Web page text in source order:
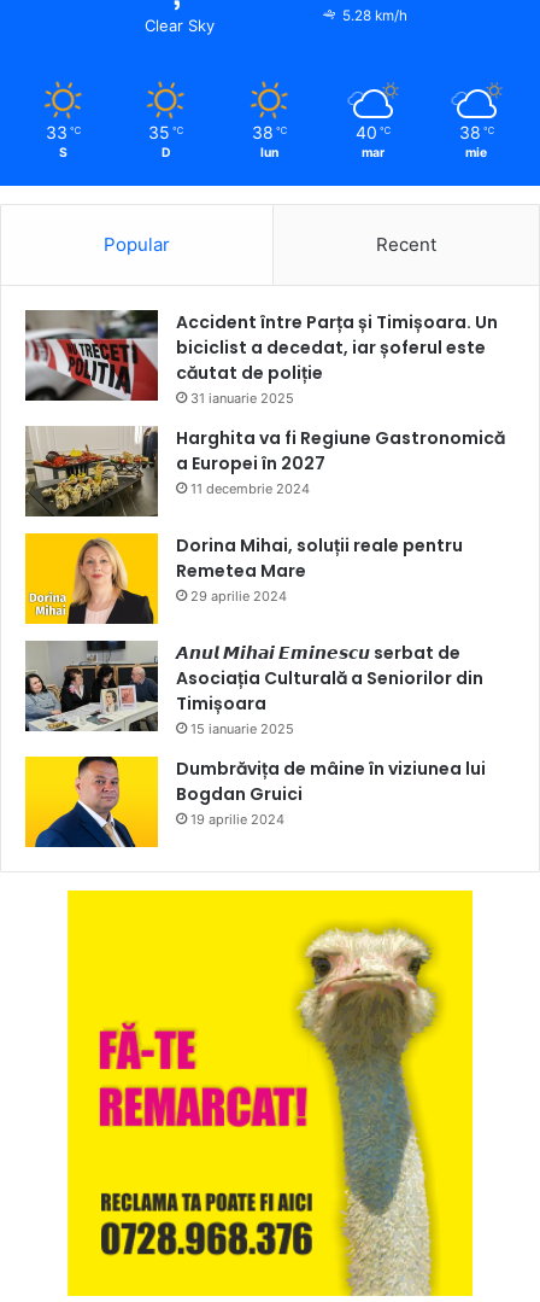
Clear Sky
5.28 km/h
33 ℃
S
35 ℃
D
38 ℃
lun
40 ℃
mar
38 ℃
mie
Popular Recent
Accident între Parța și Timișoara. Un
biciclist a decedat, iar șoferul este
căutat de poliție
31 ianuarie 2025
Harghita va fi Regiune Gastronomică
a Europei în 2027
11 decembrie 2024
Dorina Mihai, soluții reale pentru
Remetea Mare
29 aprilie 2024
𝘼𝙣𝙪𝙡 𝙈𝙞𝙝𝙖𝙞 𝙀𝙢𝙞𝙣𝙚𝙨𝙘𝙪 serbat de
Asociația Culturală a Seniorilor din
Timișoara
15 ianuarie 2025
Dumbrăvița de mâine în viziunea lui
Bogdan Gruici
19 aprilie 2024